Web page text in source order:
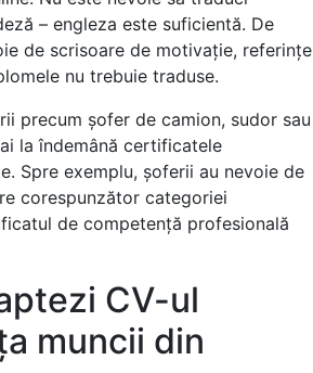
– engleza este suficientă. De
de scrisoare de motivație, referințe
nu trebuie traduse.
precum șofer de camion, sudor sau
la îndemână certificatele
Spre exemplu, șoferii au nevoie de
corespunzător categoriei
de competență profesională
CV-ul
muncii din